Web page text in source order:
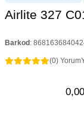
Airlite 327
Barkod :
(0) Yorum